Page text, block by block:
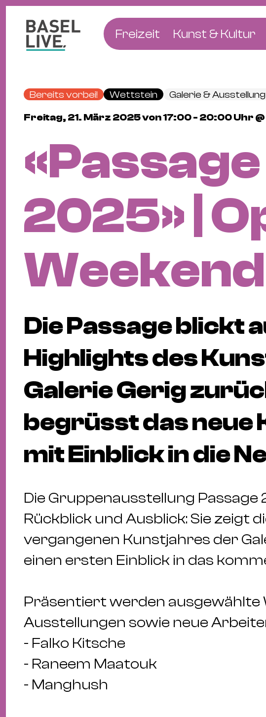
Freizeit
Club & Party
Natur & Parks
Kunst & Kultur
Literatur &
Bereits vorbei! Wettstein Galerie & Ausstellung
Freitag, 21. März 2025 von 17:00 - 20:00 Uhr
«Passage
2025» |
Weekend
Die Passage blickt
Highlights des
Galerie Gerig
begrüsst das neue
mit Einblick in die
Die Gruppenausstellung
Rückblick und Ausblick: Sie zeigt
vergangenen Kunstjahres der
einen ersten Einblick in das
Präsentiert werden ausgewählte
Ausstellungen sowie neue
- Falko Kitsche
- Raneem Maatouk
- Manghush